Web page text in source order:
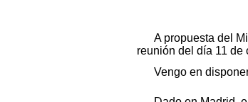
A propuesta del
reunión del día 11 de
Vengo en